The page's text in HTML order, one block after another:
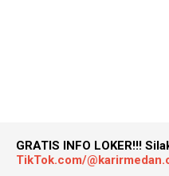
GRATIS INFO LOKER!!!
TikTok.com/